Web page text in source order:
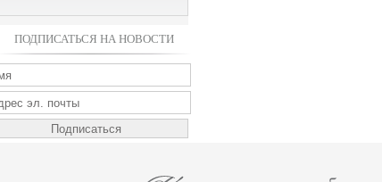
ПОДПИСАТЬСЯ НА НОВОСТИ